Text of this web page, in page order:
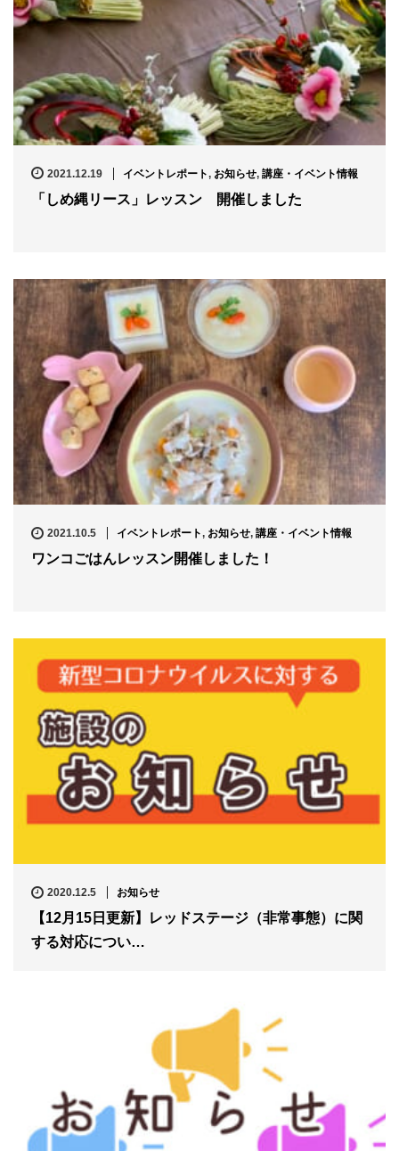
2021.12.19 イベントレポート, お知らせ, 講座・イベント情報
「しめ縄リース」レッスン 開催しました
2021.10.5 イベントレポート, お知らせ, 講座・イベント情報
ワンコごはんレッスン開催しました！
2020.12.5 お知らせ
【12月15日更新】レッドステージ（非常事態）に関
する対応につい…